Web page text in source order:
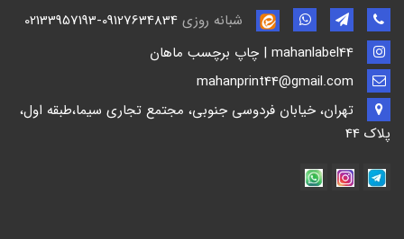
شبانه روزی
تهران، خیابان فردوسی جنوبی، مجتمع تجاری سیما،طبقه اول،
پلاک 44